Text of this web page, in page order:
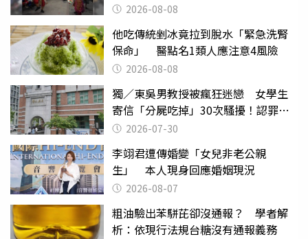
2026-08-08
他吃傳統剉冰竟拉到脫水「緊急洗腎
保命」 醫點名1類人應注意4風險
2026-08-08
獨／東吳男教授被瘋狂迷戀 女學生
寄信「分屍吃掉」30次騷擾！認罪免
關 2026-07-30
李翊君遭傳婚變「女兒非老公親
生」 本人現身回應婚姻現況
2026-08-07
粗油驗出苯駢芘卻沒通報？ 學者解
析：依現行法規台糖沒有通報義務